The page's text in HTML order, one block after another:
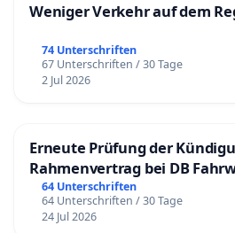
Weniger Verkehr auf dem
74 Unterschriften
67 Unterschriften / 30 Tage
2 Jul 2026
Erneute Prüfung der
Rahmenvertrag bei DB
64 Unterschriften
64 Unterschriften / 30 Tage
24 Jul 2026